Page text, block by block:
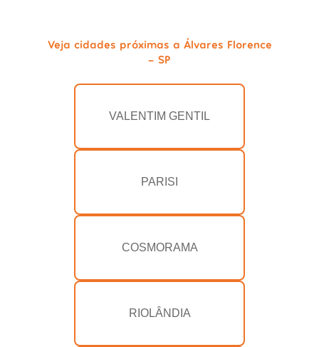
Veja cidades próximas a Álvares Florence
- SP
VALENTIM GENTIL
PARISI
COSMORAMA
RIOLÂNDIA